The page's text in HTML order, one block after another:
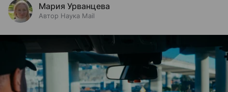
Мария Урванцева
Автор Наука Mail